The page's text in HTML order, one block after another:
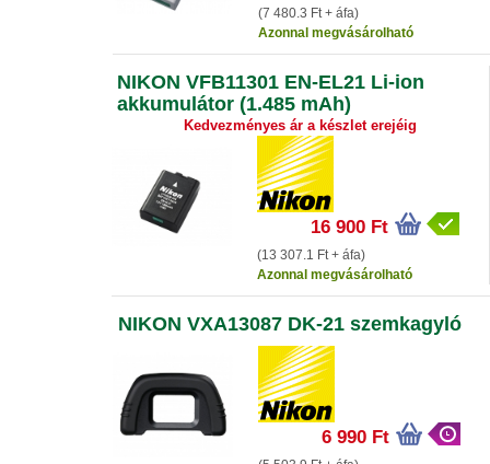
(7 480.3 Ft + áfa)
Azonnal megvásárolható
NIKON VFB11301 EN-EL21 Li-ion
akkumulátor (1.485 mAh)
Kedvezményes ár a készlet erejéig
16 900 Ft
(13 307.1 Ft + áfa)
Azonnal megvásárolható
NIKON VXA13087 DK-21 szemkagyló
6 990 Ft